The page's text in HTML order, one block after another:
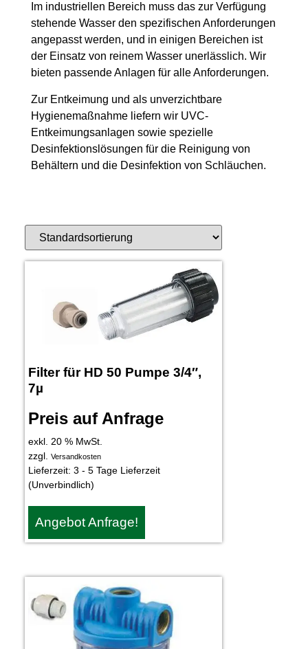
Im industriellen Bereich muss das zur Verfügung
stehende Wasser den spezifischen Anforderungen
angepasst werden, und in einigen Bereichen ist
der Einsatz von reinem Wasser unerlässlich. Wir
bieten passende Anlagen für alle Anforderungen.
Zur Entkeimung und als unverzichtbare
Hygienemaßnahme liefern wir UVC-
Entkeimungsanlagen sowie spezielle
Desinfektionslösungen für die Reinigung von
Behältern und die Desinfektion von Schläuchen.
Filter für HD 50 Pumpe 3/4″,
7µ
Preis auf Anfrage
exkl. 20 % MwSt.
zzgl.
Versandkosten
Lieferzeit: 3 - 5 Tage Lieferzeit
(Unverbindlich)
Angebot Anfrage!